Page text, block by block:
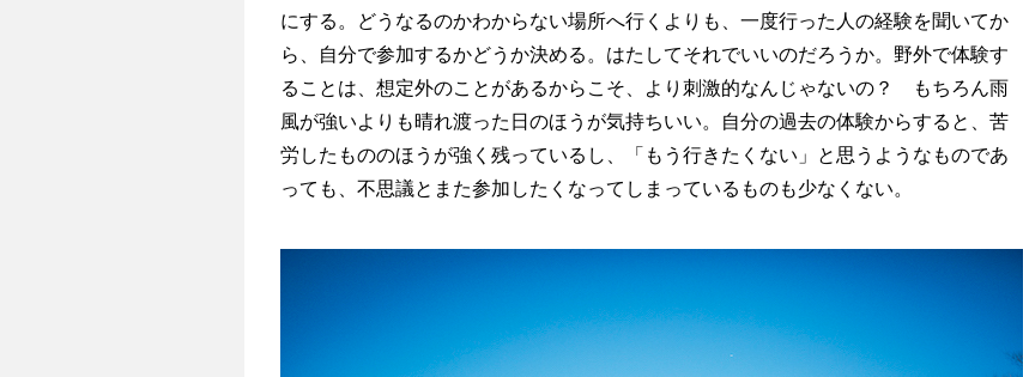
にする。どうなるのかわからない場所へ行くよりも、一度行った人の経験を聞いてか
ら、自分で参加するかどうか決める。はたしてそれでいいのだろうか。野外で体験す
ることは、想定外のことがあるからこそ、より刺激的なんじゃないの？ もちろん雨
風が強いよりも晴れ渡った日のほうが気持ちいい。自分の過去の体験からすると、苦
労したもののほうが強く残っているし、「もう行きたくない」と思うようなものであ
っても、不思議とまた参加したくなってしまっているものも少なくない。